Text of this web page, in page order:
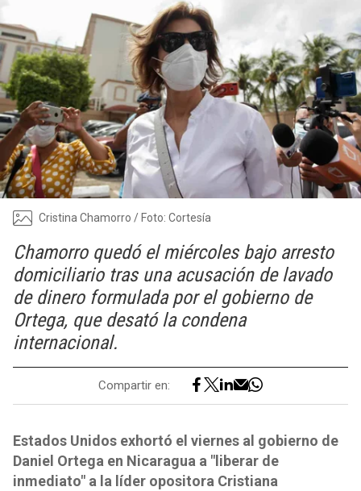
Cristina Chamorro / Foto: Cortesía
Chamorro quedó el miércoles bajo arresto
domiciliario tras una acusación de lavado
de dinero formulada por el gobierno de
Ortega, que desató la condena
internacional.
Compartir en:
Estados Unidos exhortó el viernes al gobierno de
Daniel Ortega en Nicaragua a "liberar de
inmediato" a la líder opositora Cristiana